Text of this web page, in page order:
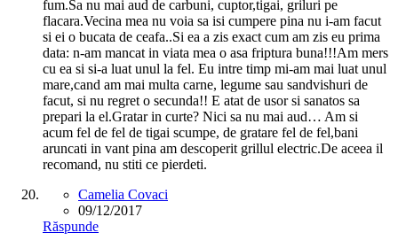
fum.Sa nu mai aud de carbuni, cuptor,tigai, griluri pe
flacara.Vecina mea nu voia sa isi cumpere pina nu i-am facut
si ei o bucata de ceafa..Si ea a zis exact cum am zis eu prima
data: n-am mancat in viata mea o asa friptura buna!!!Am mers
cu ea si si-a luat unul la fel. Eu intre timp mi-am mai luat unul
mare,cand am mai multa carne, legume sau sandvishuri de
facut, si nu regret o secunda!! E atat de usor si sanatos sa
prepari la el.Gratar in curte? Nici sa nu mai aud… Am si
acum fel de fel de tigai scumpe, de gratare fel de fel,bani
aruncati in vant pina am descoperit grillul electric.De aceea il
recomand, nu stiti ce pierdeti.
Camelia Covaci
09/12/2017
Răspunde